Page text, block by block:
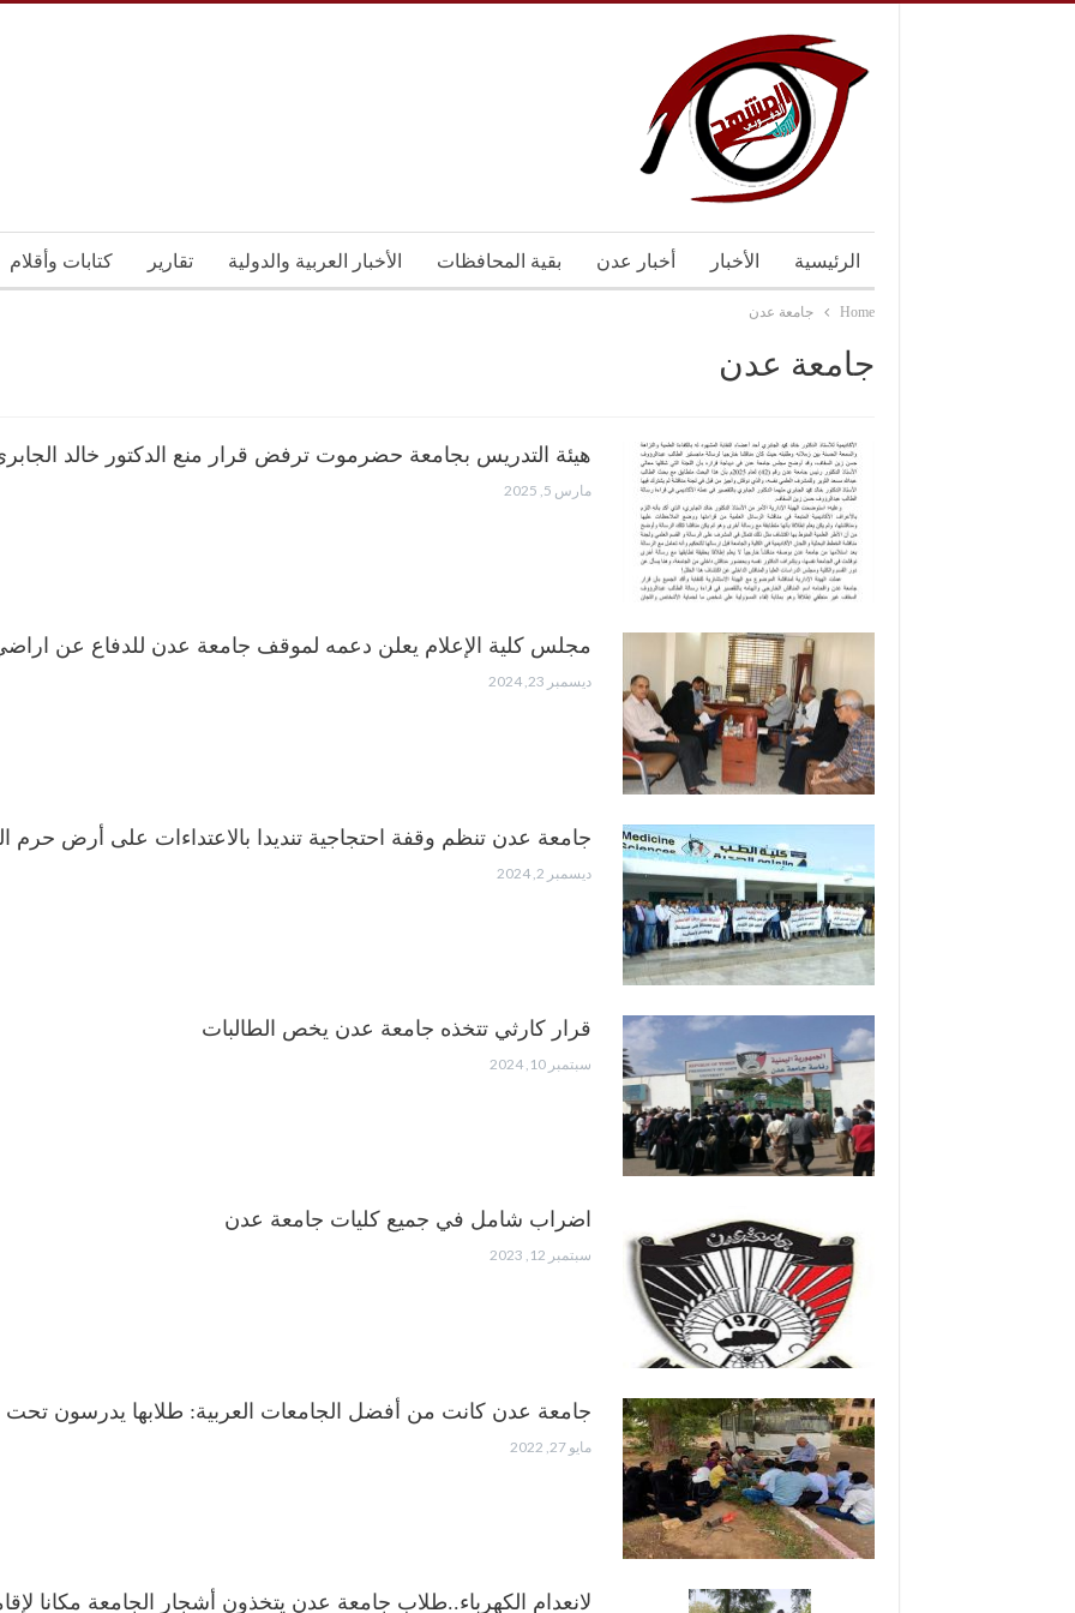
الرئيسية الأخبار أخبار عدن بقية المحافظات الأخبار العربية والدولية تقارير كتابات وأقلام
Home جامعة عدن
جامعة عدن
هيئة التدريس بجامعة حضرموت ترفض قرار منع الدكتور خالد
مارس 5, 2025
مجلس كلية الإعلام يعلن دعمه لموقف جامعة عدن للدفاع عن
ديسمبر 23, 2024
جامعة عدن تنظم وقفة احتجاجية تنديدا بالاعتداءات على أرض حرم
ديسمبر 2, 2024
قرار كارثي تتخذه جامعة عدن يخص الطالبات
سبتمبر 10, 2024
اضراب شامل في جميع كليات جامعة عدن
سبتمبر 12, 2023
جامعة عدن كانت من أفضل الجامعات العربية: طلابها يدرسون تحت
مايو 27, 2022
لانعدام الكهرباء..طلاب جامعة عدن يتخذون أشجار الجامعة مكانا